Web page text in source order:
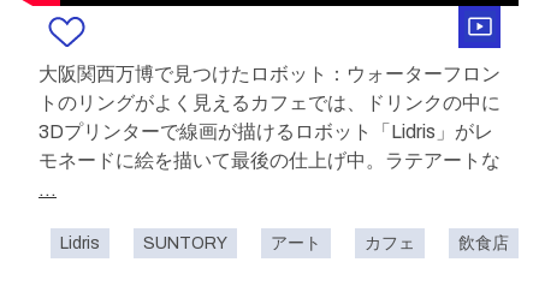
大阪関西万博で見つけたロボット：ウォーターフロン
トのリングがよく見えるカフェでは、ドリンクの中に
3Dプリンターで線画が描けるロボット「Lidris」がレ
モネードに絵を描いて最後の仕上げ中。ラテアートな
...
Lidris SUNTORY アート カフェ 飲食店